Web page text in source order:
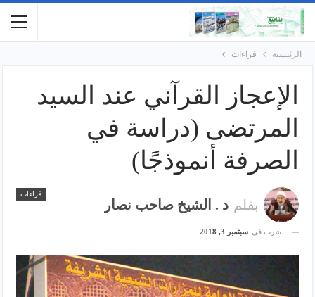
الرئيسية قراءات
الإعجاز القرآني عند السيد
المرتضى (دراسة في
الصرفة أنموذجًا)
قراءات
بقلم د . الشيخ صاحب نصار
نشرت في سبتمبر 3, 2018